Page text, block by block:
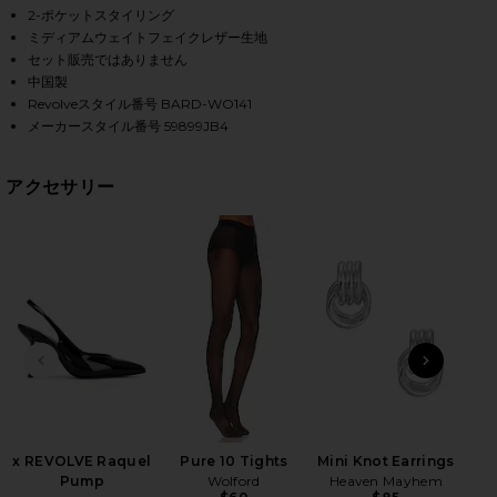
FAUX LEATHER LONGLINE COAT IN
FAUX LEATHER LONGLINE COAT IN
FAUX LEATHER LONGLINE COAT IN
2-ポケットスタイリング
ミディアムウェイトフェイクレザー生地
セット販売ではありません
中国製
Revolveスタイル番号 BARD-WO141
メーカースタイル番号 59899JB4
アクセサリー
前のスライド
x REVOLVE Raquel
Pump
Pure 10 Tights
Wolford
Mini Knot Earrings
Heaven Mayhem